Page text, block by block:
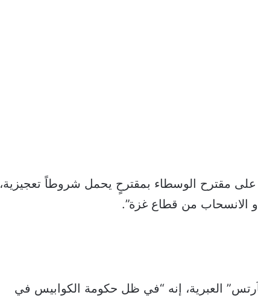
على مقترح الوسطاء بمقترحٍ يحمل شروطاً تعجيزية،
الانسحاب من قطاع غزة”.
العبرية، إنه “في ظل حكومة الكوابيس في